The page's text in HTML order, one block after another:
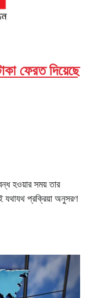
ফেরত দিয়েছে
হওয়ার সময় তার
যথাযথ প্রক্রিয়া অনুসরণ